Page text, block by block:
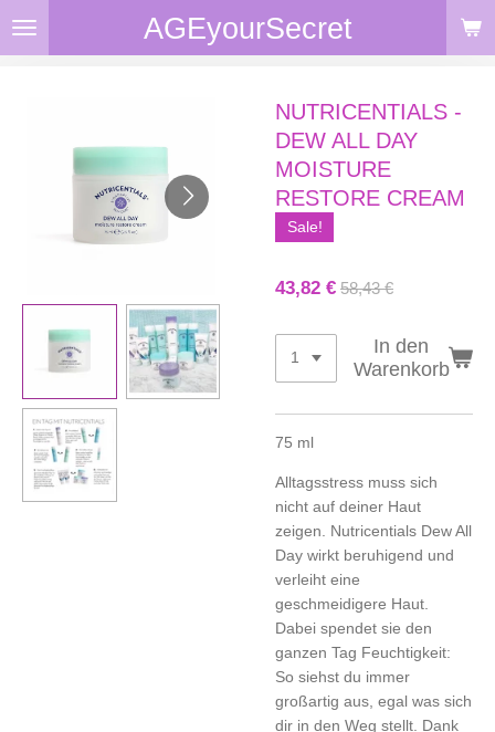
Zum
AGEyourSecret
NUTRICENTIALS -
DEW ALL DAY
MOISTURE
RESTORE CREAM
Sale!
43,82 € 58,43 €
In den
Warenkorb
75 ml
Alltagsstress muss sich
nicht auf deiner Haut
zeigen. Nutricentials Dew All
Day wirkt beruhigend und
verleiht eine
geschmeidigere Haut.
Dabei spendet sie den
ganzen Tag Feuchtigkeit:
So siehst du immer
großartig aus, egal was sich
dir in den Weg stellt. Dank